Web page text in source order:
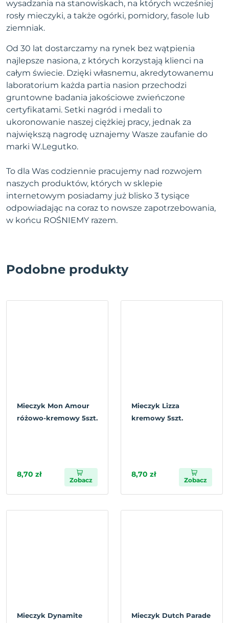
wysadzania na stanowiskach, na których wcześniej
rosły mieczyki, a także ogórki, pomidory, fasole lub
ziemniak.
Od 30 lat dostarczamy na rynek bez wątpienia
najlepsze nasiona, z których korzystają klienci na
całym świecie. Dzięki własnemu, akredytowanemu
laboratorium każda partia nasion przechodzi
gruntowne badania jakościowe zwieńczone
certyfikatami. Setki nagród i medali to
ukoronowanie naszej ciężkiej pracy, jednak za
największą nagrodę uznajemy Wasze zaufanie do
marki W.Legutko.
To dla Was codziennie pracujemy nad rozwojem
naszych produktów, których w sklepie
internetowym posiadamy już blisko 3 tysiące
odpowiadając na coraz to nowsze zapotrzebowania,
w końcu ROŚNIEMY razem.
Podobne produkty
Mieczyk Mon Amour
różowo-kremowy 5szt.
8,70 zł
Zobacz
Mieczyk Lizza
kremowy 5szt.
8,70 zł
Zobacz
Mieczyk Dynamite
Mieczyk Dutch Parade